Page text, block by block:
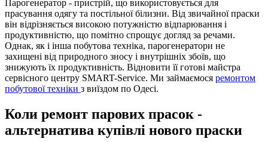
Парогенератор - пристрій, що використовується для
прасування одягу та постільної білизни. Від звичайної праски
він відрізняється високою потужністю відпарювання і
продуктивністю, що помітно спрощує догляд за речами.
Однак, як і інша побутова техніка, парогенератори не
захищені від природного зносу і внутрішніх збоїв, що
знижують їх продуктивність. Відновити її готові майстра
сервісного центру SMART-Service. Ми займаємося ремонтом
побутової техніки з виїздом по Одесі.
Коли ремонт парових прасок -
альтернатива купівлі нового праски